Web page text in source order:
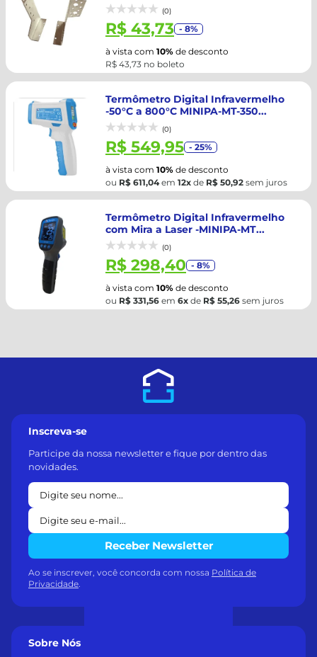
(0)
R$ 43,73 - 8%
à vista com 10% de desconto
R$ 43,73 no boleto
Termômetro Digital Infravermelho
-50°C a 800°C MINIPA-MT-350...
(0)
R$ 549,95 - 25%
à vista com 10% de desconto
ou R$ 611,04em 12x de R$ 50,92 sem juros
Termômetro Digital Infravermelho
com Mira a Laser -MINIPA-MT...
(0)
R$ 298,40 - 8%
à vista com 10% de desconto
ou R$ 331,56 em 6x de R$ 55,26 sem juros
Sobre Nós
Inscreva-se
Participe da nossa newsletter e fique por dentro das
novidades.
Receber Newsletter
Ao se inscrever, você concorda com nossa Política de
Privacidade.